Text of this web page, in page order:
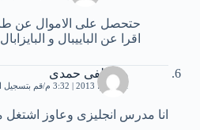
حتحصل على الاموال عن
اقرا عن الباييبال و
مصطفى حمدى
11 يوليو، 2013 | 3:32 م قم بتسجيل
انا مدرس انجليزى وعاوز اشتغل